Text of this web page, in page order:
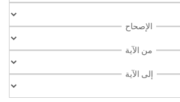
الإصحاح
من الآية
إلى الآية